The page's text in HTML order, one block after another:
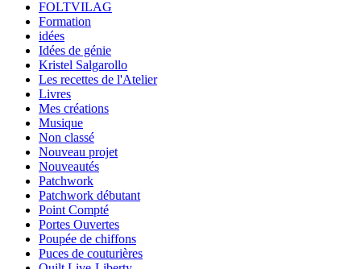
FOLTVILAG
Formation
idées
Idées de génie
Kristel Salgarollo
Les recettes de l'Atelier
Livres
Mes créations
Musique
Non classé
Nouveau projet
Nouveautés
Patchwork
Patchwork débutant
Point Compté
Portes Ouvertes
Poupée de chiffons
Puces de couturières